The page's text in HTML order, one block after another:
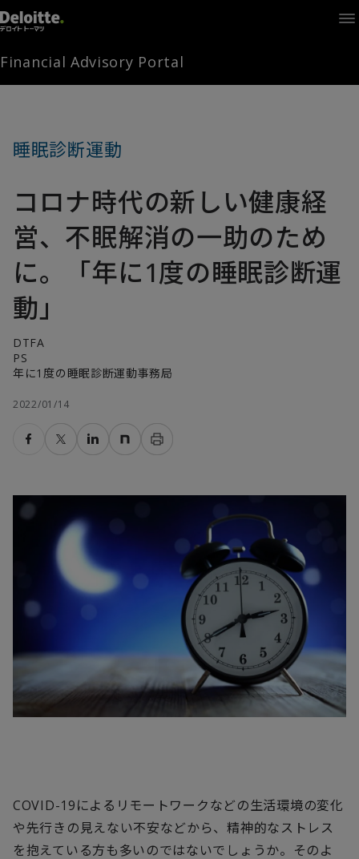
Home
Times
Channel
Library
お問い合わせ
FAMとは
FA Portal
Financial Advisory Portal
睡眠診断運動
コロナ時代の新しい健康経
営、不眠解消の一助のため
に。「年に1度の睡眠診断運
動」
DTFA
PS
年に1度の睡眠診断運動事務局
2022/01/14
COVID-19によるリモートワークなどの生活環境の変化
や先行きの見えない不安などから、精神的なストレス
を抱えている方も多いのではないでしょうか。そのよ